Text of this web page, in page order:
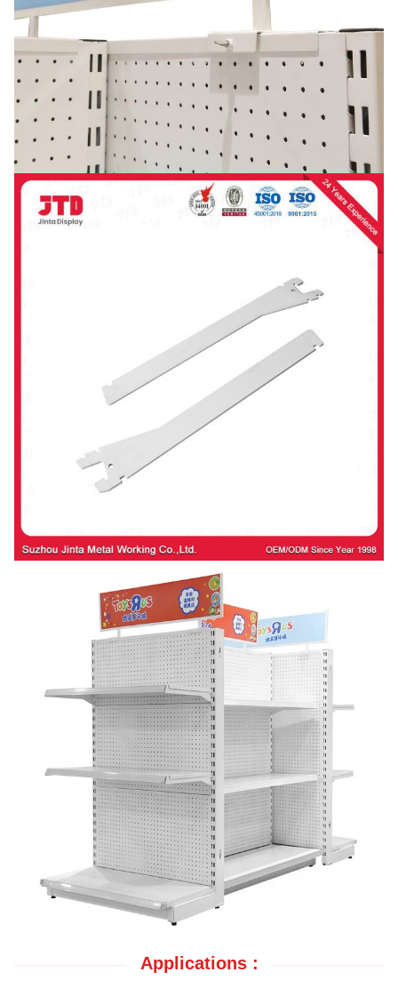
Applications :